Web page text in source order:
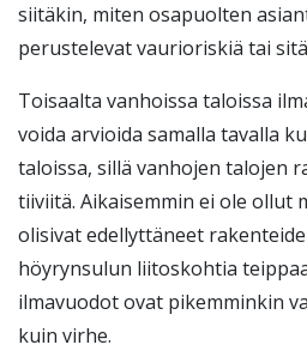
siitäkin, miten osapuolten
perustelevat vaurioriskiä tai
Toisaalta vanhoissa taloissa
voida arvioida samalla tavalla
taloissa, sillä vanhojen talojen
tiiviitä. Aikaisemmin ei ole ollut
olisivat edellyttäneet
höyrynsulun liitoskohtia
ilmavuodot ovat pikemminkin
kuin virhe.